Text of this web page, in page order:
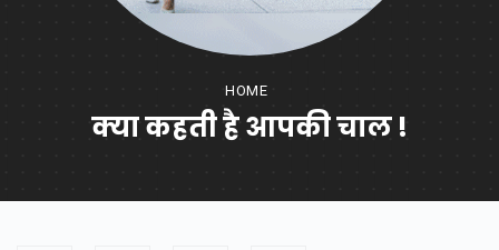
HOME
क्या कहती है आपकी चाल !